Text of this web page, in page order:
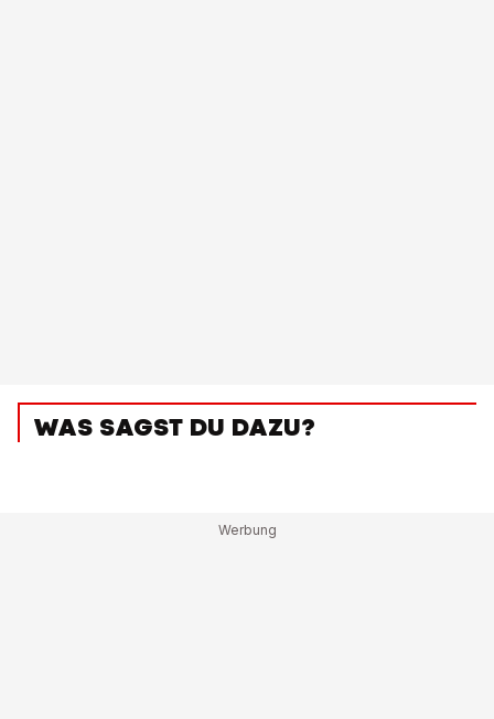
WAS SAGST DU DAZU?